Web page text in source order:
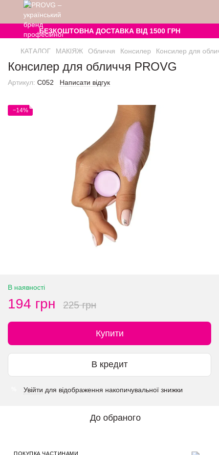
БЕЗКОШТОВНА ДОСТАВКА ВІД 1500 ГРН
КАТАЛОГ МАКІЯЖ Обличчя Консилер Консилер для
Консилер для обличчя PROVG
Артикул: C052 Написати відгук
−14%
В наявності
194 грн 225 грн
Купити
В кредит
Увійти для відображення накопичувальної знижки
До обраного
ПОКУПКА ЧАСТИНАМИ